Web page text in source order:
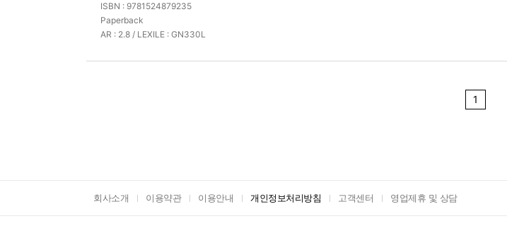
ISBN : 9781524879235
Paperback
AR : 2.8 / LEXILE : GN330L
1
회사소개 이용약관 이용안내 개인정보처리방침 고객센터 영업제휴 및 상담